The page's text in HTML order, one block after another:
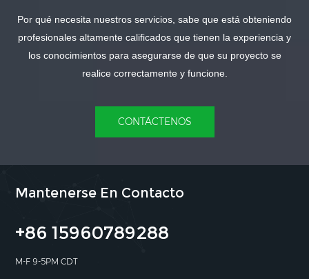
APRENDE MÁS APRENDE MÁS
Por qué necesita nuestros servicios, sabe que está obteniendo
profesionales altamente calificados que tienen la experiencia y
los conocimientos para asegurarse de que su proyecto se
realice correctamente y funcione.
CONTÁCTENOS
Mantenerse En Contacto
+86 15960789288
M-F 9-5PM CDT